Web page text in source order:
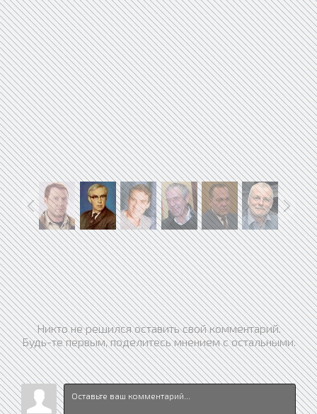
Никто не решился оставить свой комментарий.
Будь-те первым, поделитесь мнением с остальными.